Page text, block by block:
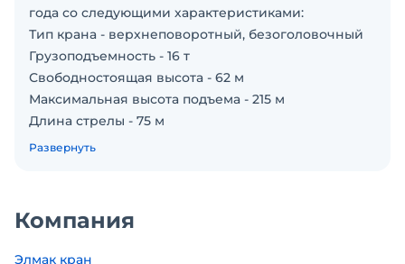
года со следующими характеристиками:
Тип крана - верхнеповоротный, безоголовочный
Грузоподъемность - 16 т
Свободностоящая высота - 62 м
Максимальная высота подъема - 215 м
Длина стрелы - 75 м
Грузоподъемность при максимальном вылете
Секции башни – L69B2
Развернуть
Компания
Элмак кран